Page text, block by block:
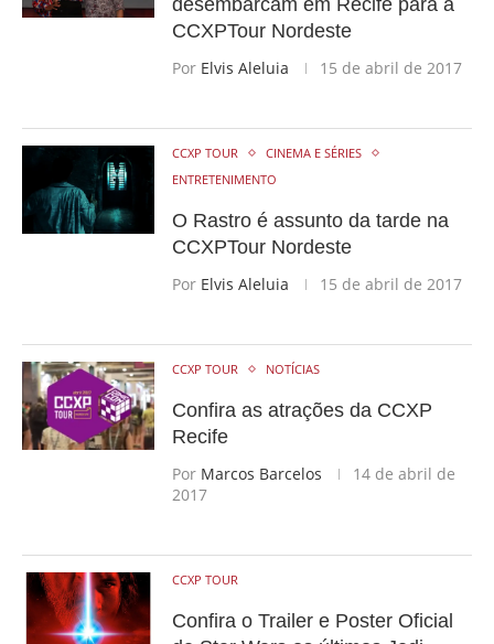
desembarcam em Recife para a
CCXPTour Nordeste
Por Elvis Aleluia 15 de abril de 2017
CCXP TOUR
CINEMA E SÉRIES
ENTRETENIMENTO
O Rastro é assunto da tarde na
CCXPTour Nordeste
Por Elvis Aleluia 15 de abril de 2017
CCXP TOUR NOTÍCIAS
Confira as atrações da CCXP
Recife
Por Marcos Barcelos
14 de abril de
2017
CCXP TOUR
Confira o Trailer e Poster Oficial